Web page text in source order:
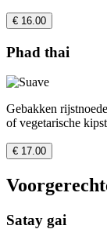
€ 16.00
Phad thai
Gebakken
of vegetarische
€ 17.00
Satay gai